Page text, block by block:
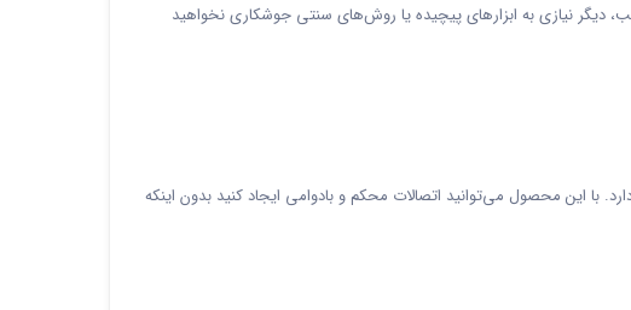
دیگر نیازی به ابزارهای پیچیده یا روش‌های سنتی جوشکاری نخواهید
با این محصول می‌توانید اتصالات محکم و بادوامی ایجاد کنید بدون اینکه